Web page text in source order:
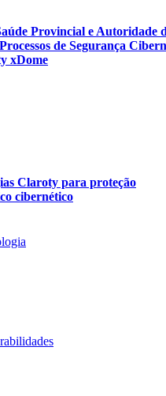
Provincial e Autoridade
de Segurança
xDome
Claroty para proteção
cibernético